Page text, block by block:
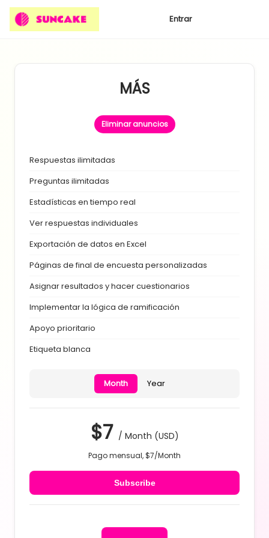
Entrar
MÁS
Eliminar anuncios
Respuestas ilimitadas
Preguntas ilimitadas
Estadísticas en tiempo real
Ver respuestas individuales
Exportación de datos en Excel
Páginas de final de encuesta personalizadas
Asignar resultados y hacer cuestionarios
Implementar la lógica de ramificación
Apoyo prioritario
Etiqueta blanca
Month Year
$7 / Month (USD)
Pago mensual, $7/Month